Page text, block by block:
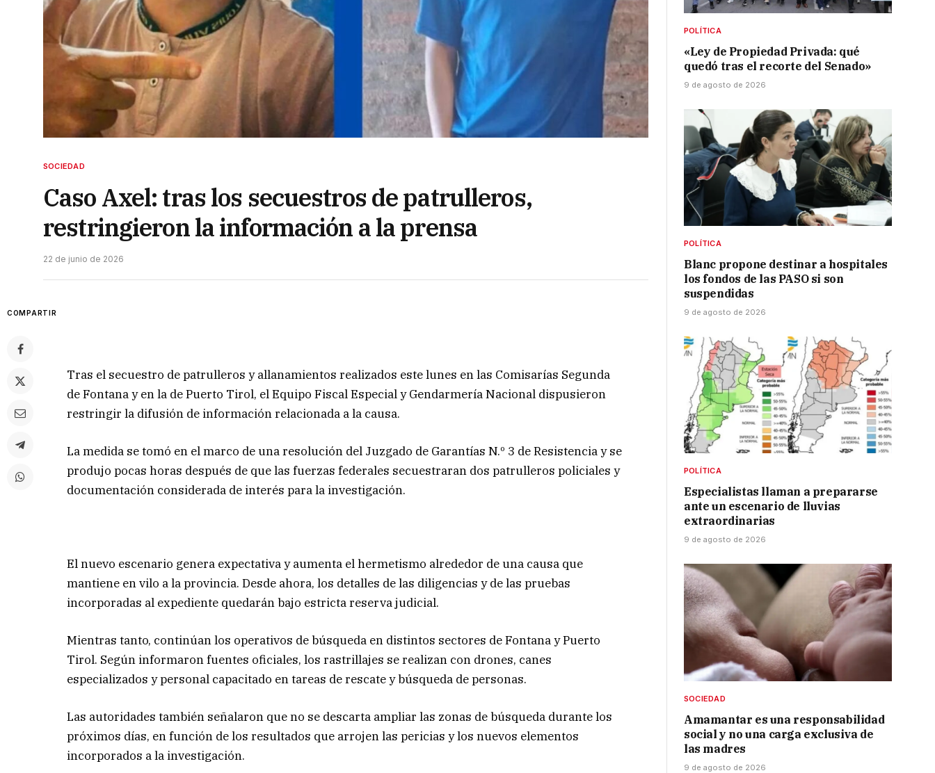
SOCIEDAD
Caso Axel: tras los secuestros de patrulleros,
restringieron la información a la prensa
22 de junio de 2026
COMPARTIR
Tras el secuestro de patrulleros y allanamientos realizados este lunes en las Comisarías Segunda
de Fontana y en la de Puerto Tirol, el Equipo Fiscal Especial y Gendarmería Nacional dispusieron
restringir la difusión de información relacionada a la causa.
La medida se tomó en el marco de una resolución del Juzgado de Garantías N.º 3 de Resistencia y se
produjo pocas horas después de que las fuerzas federales secuestraran dos patrulleros policiales y
documentación considerada de interés para la investigación.
El nuevo escenario genera expectativa y aumenta el hermetismo alrededor de una causa que
mantiene en vilo a la provincia. Desde ahora, los detalles de las diligencias y de las pruebas
incorporadas al expediente quedarán bajo estricta reserva judicial.
Mientras tanto, continúan los operativos de búsqueda en distintos sectores de Fontana y Puerto
Tirol. Según informaron fuentes oficiales, los rastrillajes se realizan con drones, canes
especializados y personal capacitado en tareas de rescate y búsqueda de personas.
Las autoridades también señalaron que no se descarta ampliar las zonas de búsqueda durante los
próximos días, en función de los resultados que arrojen las pericias y los nuevos elementos
incorporados a la investigación.
POLÍTICA
«Ley de Propiedad Privada: qué
quedó tras el recorte del Senado»
9 de agosto de 2026
POLÍTICA
Blanc propone destinar a hospitales
los fondos de las PASO si son
suspendidas
9 de agosto de 2026
POLÍTICA
Especialistas llaman a prepararse
ante un escenario de lluvias
extraordinarias
9 de agosto de 2026
SOCIEDAD
Amamantar es una responsabilidad
social y no una carga exclusiva de
las madres
9 de agosto de 2026